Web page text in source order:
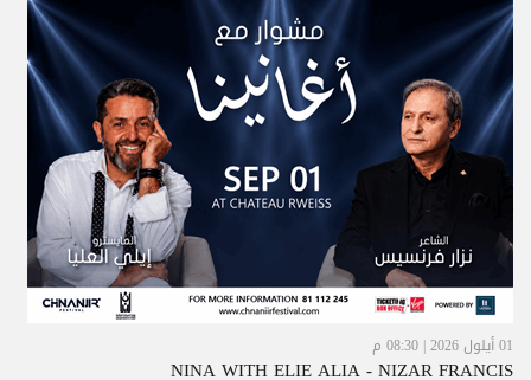
01 أيلول 2026 | 08:30 م
NINA WITH ELIE ALIA - NIZAR FRANCIS